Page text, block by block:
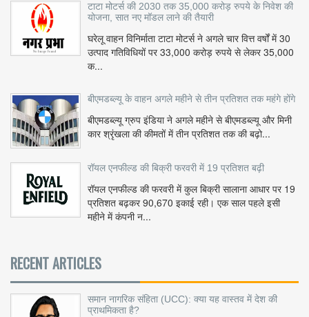
टाटा मोटर्स की 2030 तक 35,000 करोड़ रुपये के निवेश की
योजना, सात नए मॉडल लाने की तैयारी
घरेलू वाहन विनिर्माता टाटा मोटर्स ने अगले चार वित्त वर्षों में 30
उत्पाद गतिविधियों पर 33,000 करोड़ रुपये से लेकर 35,000
क...
बीएमडब्ल्यू के वाहन अगले महीने से तीन प्रतिशत तक महंगे होंगे
बीएमडब्ल्यू ग्रुप इंडिया ने अगले महीने से बीएमडब्ल्यू और मिनी
कार श्रृंखला की कीमतों में तीन प्रतिशत तक की बढ़ो...
रॉयल एनफील्ड की बिक्री फरवरी में 19 प्रतिशत बढ़ी
रॉयल एनफील्ड की फरवरी में कुल बिक्री सालाना आधार पर 19
प्रतिशत बढ़कर 90,670 इकाई रही। एक साल पहले इसी
महीने में कंपनी न...
RECENT ARTICLES
समान नागरिक संहिता (UCC): क्या यह वास्तव में देश की
प्राथमिकता है?